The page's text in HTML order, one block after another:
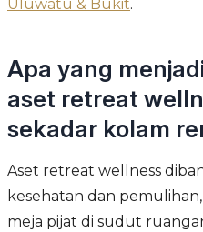
Uluwatu & Bukit.
Apa yang
aset retreat
sekadar kolam
Aset retreat wellness
kesehatan dan
meja pijat di sudut